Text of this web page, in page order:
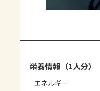
栄養情報（1人分）
エネルギー